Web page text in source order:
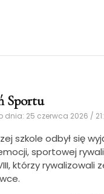
Sportu
dnia: 25 czerwca 2026 /
szkole odbył się
sportowej
którzy rywalizowali